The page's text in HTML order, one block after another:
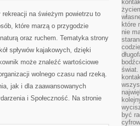
rekreacji na świeżym powietrzu to
które marzą o przygodzie
oraz ruchem. Tematyka strony
spływów kajakowych, dzięki
może znaleźć wartościowe
wolnego czasu nad rzeką.
jak i dla zaawansowanych
i Społeczność. Na stronie
które
nie
świat.
być